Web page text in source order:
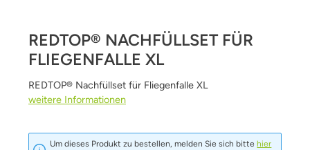
REDTOP® NACHFÜLLSET FÜR
FLIEGENFALLE XL
REDTOP® Nachfüllset für Fliegenfalle XL
weitere Informationen
Um dieses Produkt zu bestellen, melden Sie sich bitte hier